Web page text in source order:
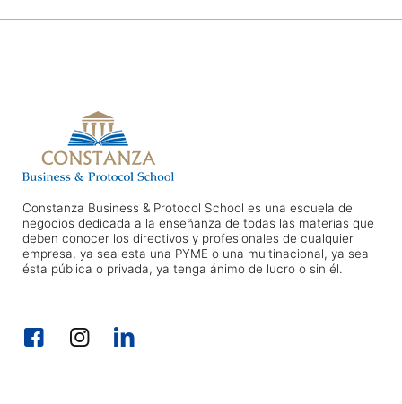
Constanza Business & Protocol School es una escuela de
negocios dedicada a la enseñanza de todas las materias que
deben conocer los directivos y profesionales de cualquier
empresa, ya sea esta una PYME o una multinacional, ya sea
ésta pública o privada, ya tenga ánimo de lucro o sin él.